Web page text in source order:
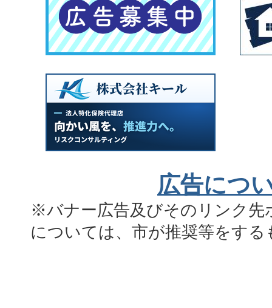
広告につ
※バナー広告及びそのリンク先
については、市が推奨等をす